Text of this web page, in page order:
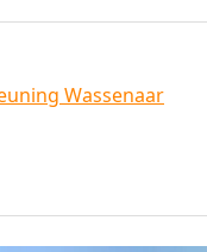
Wassenaar